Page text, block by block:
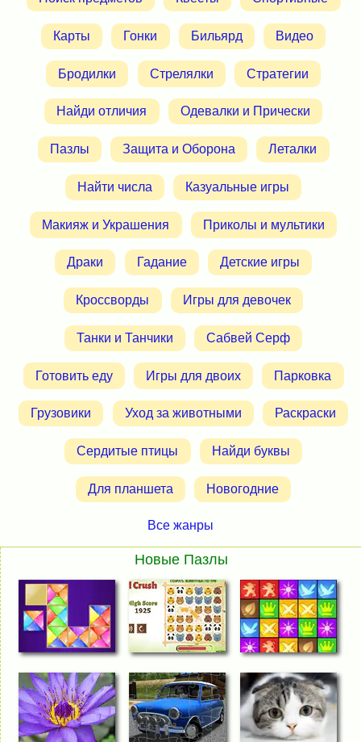
Карты Гонки Бильярд Видео
Бродилки Стрелялки Стратегии
Найди отличия Одевалки и Прически
Пазлы Защита и Оборона Леталки
Найти числа Казуальные игры
Макияж и Украшения Приколы и мультики
Драки Гадание Детские игры
Кроссворды Игры для девочек
Танки и Танчики Сабвей Серф
Готовить еду Игры для двоих Парковка
Грузовики Уход за животными Раскраски
Сердитые птицы Найди буквы
Для планшета Новогодние
Все жанры
Новые Пазлы